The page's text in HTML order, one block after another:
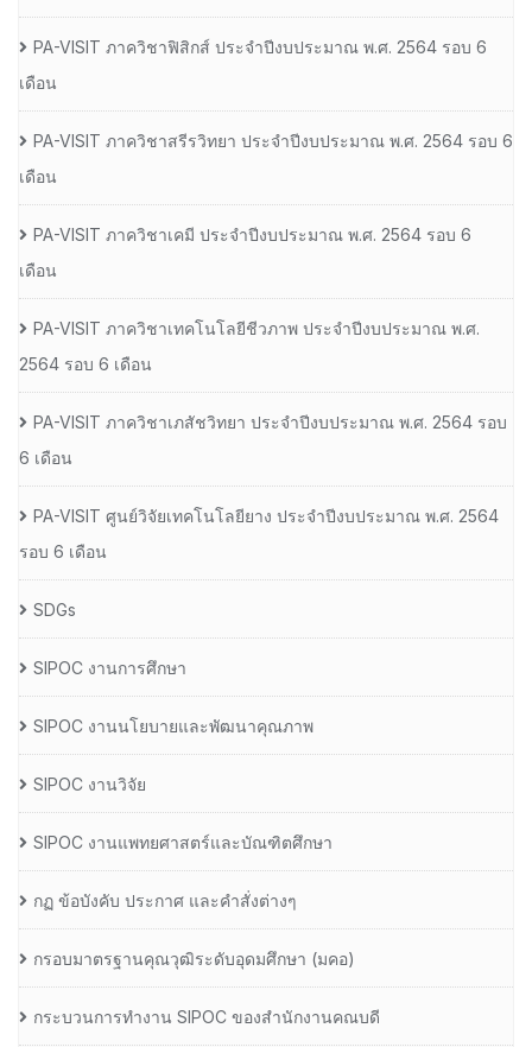
PA-VISIT ภาควิชาฟิสิกส์ ประจำปีงบประมาณ พ.ศ. 2564 รอบ 6
เดือน
PA-VISIT ภาควิชาสรีรวิทยา ประจำปีงบประมาณ พ.ศ. 2564 รอบ 6
เดือน
PA-VISIT ภาควิชาเคมี ประจำปีงบประมาณ พ.ศ. 2564 รอบ 6
เดือน
PA-VISIT ภาควิชาเทคโนโลยีชีวภาพ ประจำปีงบประมาณ พ.ศ.
2564 รอบ 6 เดือน
PA-VISIT ภาควิชาเภสัชวิทยา ประจำปีงบประมาณ พ.ศ. 2564 รอบ
6 เดือน
PA-VISIT ศูนย์วิจัยเทคโนโลยียาง ประจำปีงบประมาณ พ.ศ. 2564
รอบ 6 เดือน
SDGs
SIPOC งานการศึกษา
SIPOC งานนโยบายและพัฒนาคุณภาพ
SIPOC งานวิจัย
SIPOC งานแพทยศาสตร์และบัณฑิตศึกษา
กฏ ข้อบังคับ ประกาศ และคำสั่งต่างๆ
กรอบมาตรฐานคุณวุฒิระดับอุดมศึกษา (มคอ)
กระบวนการทำงาน SIPOC ของสำนักงานคณบดี